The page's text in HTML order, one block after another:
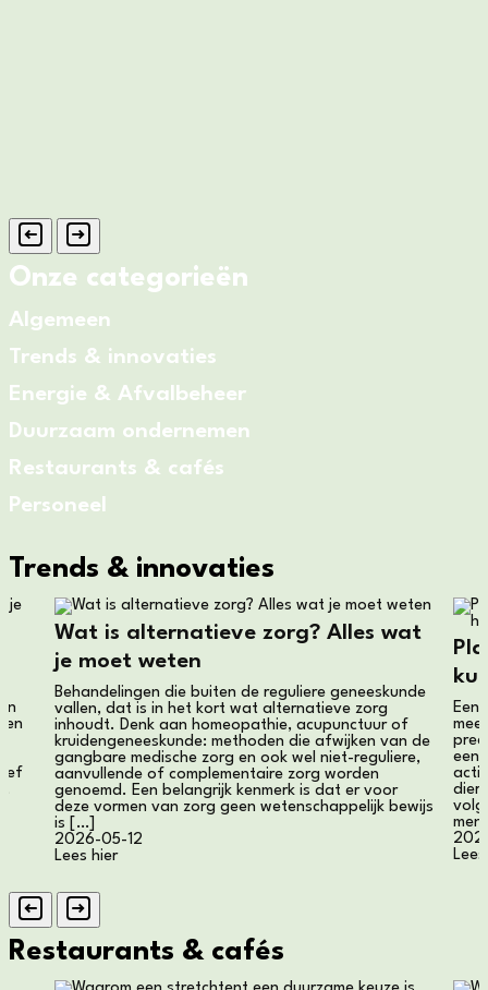
Onze categorieën
Algemeen
Trends & innovaties
Energie & Afvalbeheer
Duurzaam ondernemen
Restaurants & cafés
Personeel
Trends & innovaties
Wat is alternatieve zorg? Alles wat
je moet weten
Behandelingen die buiten de reguliere geneeskunde
vallen, dat is in het kort wat alternatieve zorg
inhoudt. Denk aan homeopathie, acupunctuur of
kruidengeneeskunde: methoden die afwijken van de
gangbare medische zorg en ook wel niet-reguliere,
aanvullende of complementaire zorg worden
genoemd. Een belangrijk kenmerk is dat er voor
deze vormen van zorg geen wetenschappelijk bewijs
is […]
2026-05-12
Lees hier
Een
een
Restaurants & cafés